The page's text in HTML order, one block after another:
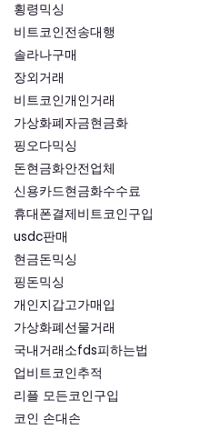
횡령믹싱
비트코인전송대행
솔라나구매
장외거래
비트코인개인거래
가상화폐자금현금화
핑오다믹싱
돈현금화안전업체
신용카드현금화수수료
휴대폰결제비트코인구입
usdc판매
현금돈믹싱
핑돈믹싱
개인지갑고가매입
가상화폐선물거래
국내거래소fds피하는법
업비트코인추적
리플 모든코인구입
코인 손대손